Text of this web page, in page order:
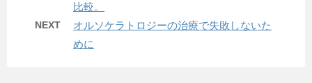
比較。
NEXT
オルソケラトロジーの治療で失敗しないた
めに